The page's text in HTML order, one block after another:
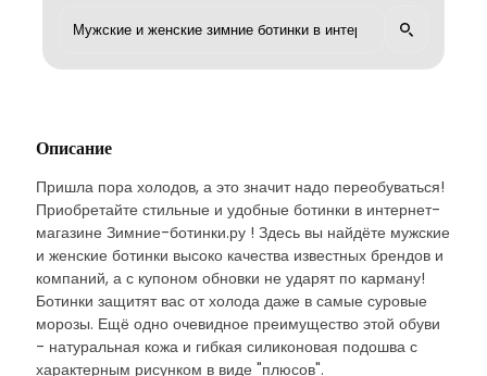
Описание
Пришла пора холодов, а это значит надо переобуваться!
Приобретайте стильные и удобные ботинки в интернет-
магазине Зимние-ботинки.ру ! Здесь вы найдёте мужские
и женские ботинки высоко качества известных брендов и
компаний, а с купоном обновки не ударят по карману!
Ботинки защитят вас от холода даже в самые суровые
морозы. Ещё одно очевидное преимущество этой обуви
- натуральная кожа и гибкая силиконовая подошва с
характерным рисунком в виде "плюсов".